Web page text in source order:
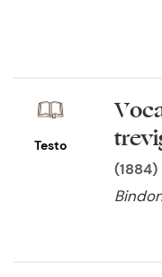
Testo
(1884)